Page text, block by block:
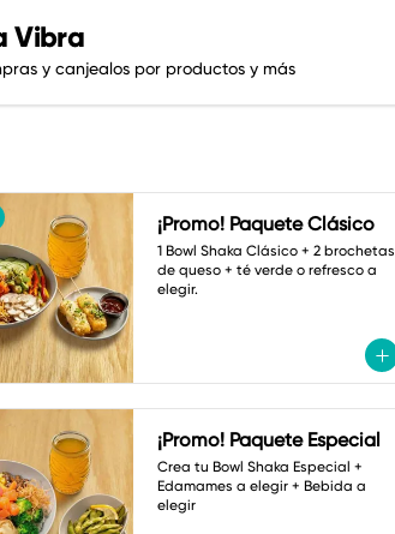
Vibra
y canjealos por productos y más
¡Promo! Paquete Clásico
1 Bowl Shaka Clásico + 2 brochetas
de queso + té verde o refresco a
elegir.
¡Promo! Paquete Especial
Crea tu Bowl Shaka Especial +
Edamames a elegir + Bebida a
elegir